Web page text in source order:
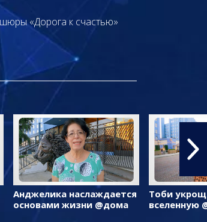
«Дорога к счастью»
Анджелика наслаждается
основами жизни @дома
Тоби
вселенную